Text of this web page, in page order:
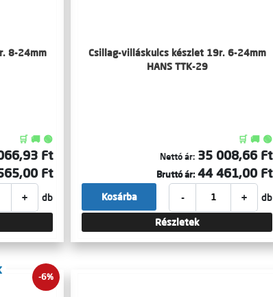
8-24mm
🛒 🚚 🟢
Ft
Ft
+ db
Csillag-villáskulcs készlet 19r. 6-24mm
HANS TTK-29
🛒 🚚 🟢
Nettó ár: 35 008,66 Ft
Bruttó ár: 44 461,00 Ft
- + db
Kosárba
Részletek
-6%